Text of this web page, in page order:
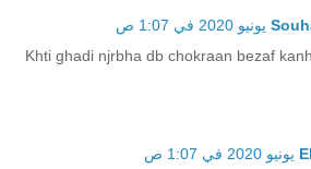
Khti ghadi njrbha db chokraan bezaf